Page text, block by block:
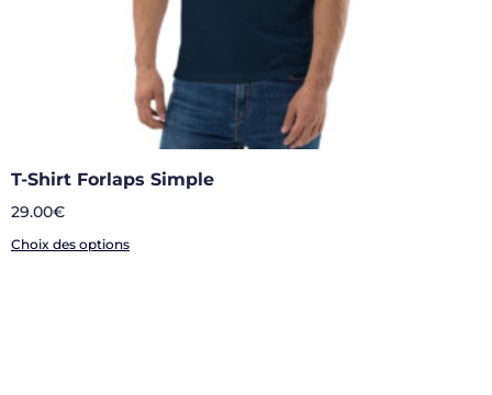
T-Shirt Forlaps Simple
29.00€
Choix des options